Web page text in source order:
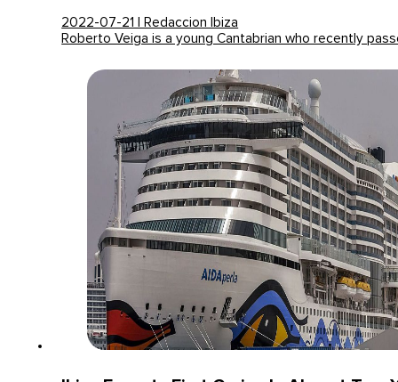
2022-07-21 | Redaccion Ibiza
Roberto Veiga is a young Cantabrian who recently